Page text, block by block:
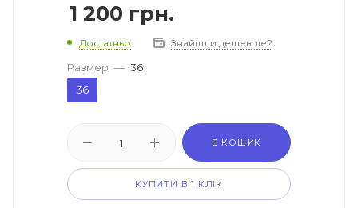
1 200 грн.
Достатньо Знайшли дешевше?
Размер — 36
36
В КОШИК
КУПИТИ В 1 КЛІК